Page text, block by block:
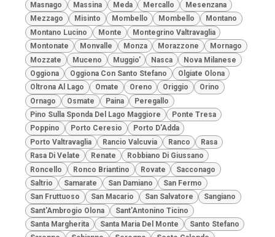
Masnago
Massina Meda Mercallo
Mesenzana
Mezzago
Misinto Mombello Mombello
Montano
Montano Lucino
Monte
Montegrino Valtravaglia
Montonate
Monvalle Monza Morazzone
Mornago
Mozzate
Muceno Muggio' Nasca
Nova Milanese
Oggiona
Oggiona Con Santo Stefano
Olgiate Olona
Oltrona Al Lago
Omate Oreno Origgio
Orino
Ornago
Osmate Paina
Peregallo
Pino Sulla Sponda Del Lago Maggiore
Ponte Tresa
Poppino
Porto Ceresio
Porto D'Adda
Porto Valtravaglia
Rancio Valcuvia Ranco
Rasa
Rasa Di Velate
Renate
Robbiano Di Giussano
Roncello
Ronco Briantino Rovate
Sacconago
Saltrio
Samarate San Damiano
San Fermo
San Fruttuoso
San Macario San Salvatore
Sangiano
Sant'Ambrogio Olona
Sant'Antonino Ticino
Santa Margherita
Santa Maria Del Monte
Santo Stefano